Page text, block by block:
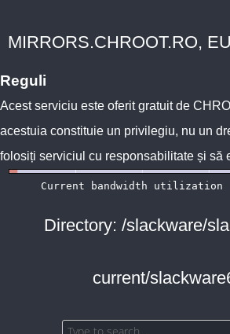
MIRRORS.CHROOT.RO,
Reguli
Acest serviciu este oferit gratuit de
acestuia constituie un privilegiu, nu un
folosiți serviciul cu responsabilitate și să
Directory: /slackware/
current/